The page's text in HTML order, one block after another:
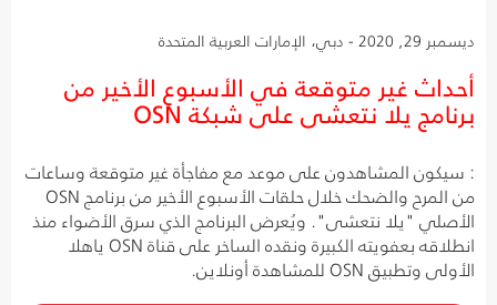
ديسمبر 29, 2020 - دبي، الإمارات العربية المتحدة
أحداث غير متوقعة في الأسبوع الأخير من
برنامج يلا نتعشى على شبكة OSN
: سيكون المشاهدون على موعد مع مفاجأة غير متوقعة وساعات
من المرح والضحك خلال حلقات الأسبوع الأخير من برنامج OSN
الأصلي "يلا نتعشى". ويُعرض البرنامج الذي سرق الأضواء منذ
انطلاقه بعفويته الكبيرة ونقده الساخر على قناة OSN ياهلا
الأولى وتطبيق OSN للمشاهدة أونلاين.